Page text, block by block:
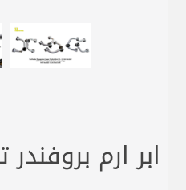
ابر ارم بروفندر